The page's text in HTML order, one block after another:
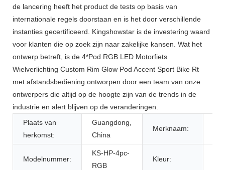
de lancering heeft het product de tests op basis van
internationale regels doorstaan ​​en is het door verschillende
instanties gecertificeerd. Kingshowstar is de investering waard
voor klanten die op zoek zijn naar zakelijke kansen. Wat het
ontwerp betreft, is de 4*Pod RGB LED Motorfiets
Wielverlichting Custom Rim Glow Pod Accent Sport Bike Rt
met afstandsbediening ontworpen door een team van onze
ontwerpers die altijd op de hoogte zijn van de trends in de
industrie en alert blijven op de veranderingen.
Plaats van
herkomst:
Guangdong,
China
Merknaam:
Modelnummer:
KS-HP-4pc-
RGB
Kleur: